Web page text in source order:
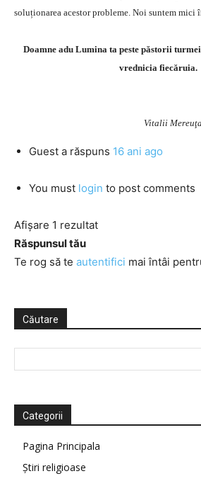
soluționarea acestor probleme. Noi suntem mici
Doamne adu Lumina ta peste păstorii
vrednicia fiecăruia.
Vitalii
Guest a răspuns 16 ani ago
You must login to post comments
Afișare 1 rezultat
Răspunsul tău
Te rog să te autentifici mai întâi
Căutare
Categorii
Pagina Principala
Știri religioase